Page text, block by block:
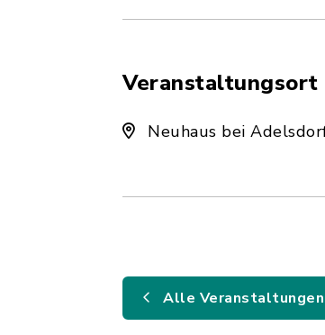
Veranstaltungsort
Neuhaus bei
Alle Veranstaltungen